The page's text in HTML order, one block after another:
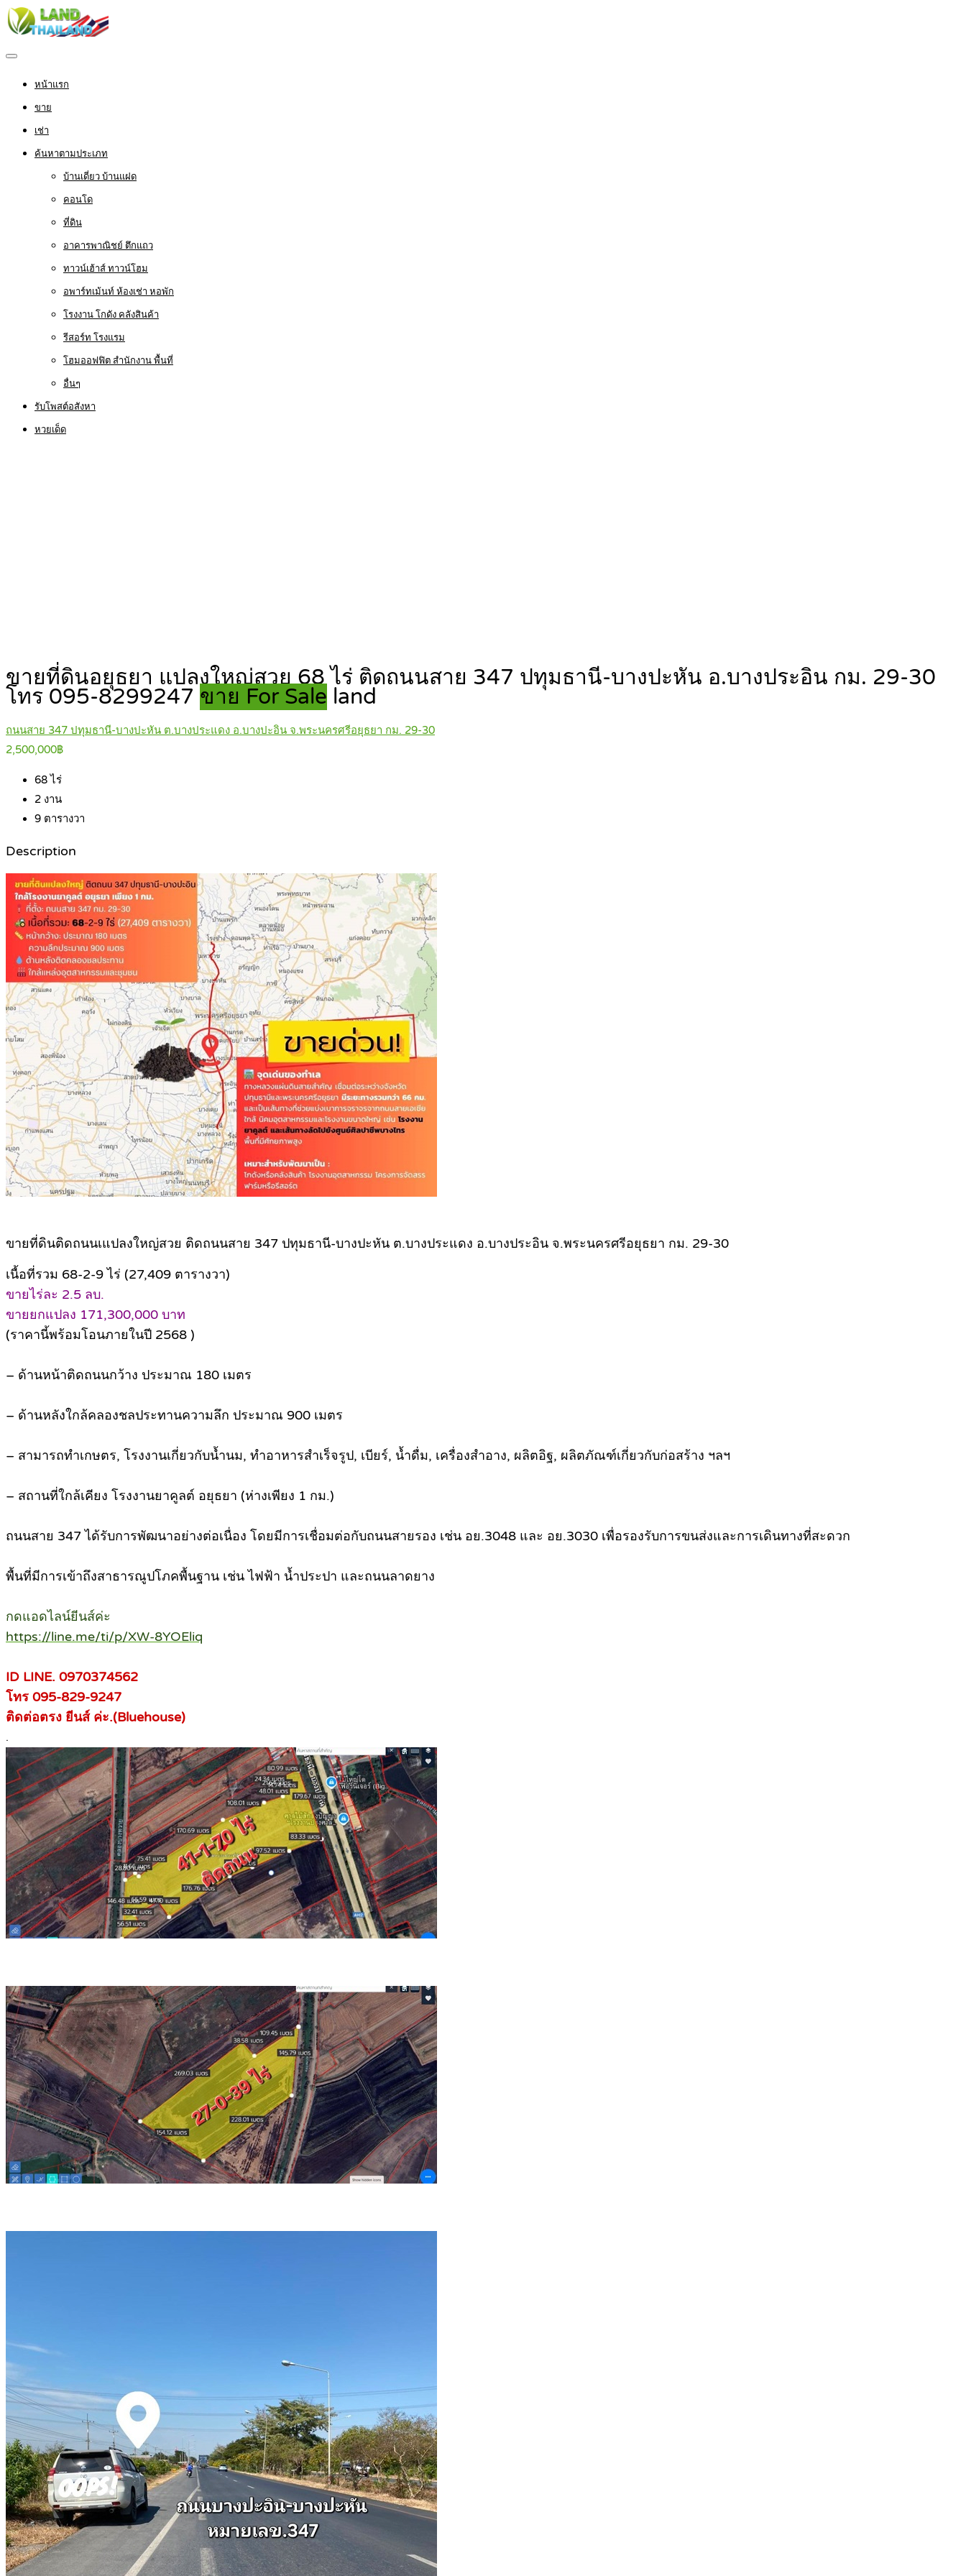
หน้าแรก
ขาย
เช่า
ค้นหาตามประเภท
บ้านเดี่ยว บ้านแฝด
คอนโด
ที่ดิน
อาคารพาณิชย์ ตึกแถว
ทาวน์เฮ้าส์ ทาวน์โฮม
อพาร์ทเม้นท์ ห้องเช่า หอพัก
โรงงาน โกดัง คลังสินค้า
รีสอร์ท โรงแรม
โฮมออฟฟิต สำนักงาน พื้นที่
อื่นๆ
รับโพสต์อสังหา
หวยเด็ด
ขายที่ดินอยุธยา แปลงใหญ่สวย 68 ไร่ ติดถนนสาย 347 ปทุมธานี-บางปะหัน อ.บางประอิน กม. 29-30
โทร 095-8299247 ขาย For Sale land
ถนนสาย 347 ปทุมธานี-บางปะหัน ต.บางประแดง อ.บางปะอิน จ.พระนครศรีอยุธยา กม. 29-30
2,500,000฿
68ไร่
2 งาน
9 ตารางวา
Description
ขายที่ดินติดถนนเแปลงใหญ่สวย ติดถนนสาย 347 ปทุมธานี-บางปะหัน ต.บางประแดง อ.บางประอิน จ.พระนครศรีอยุธยา กม. 29-30
เนื้อที่รวม 68-2-9 ไร่ (27,409 ตารางวา)
ขายไร่ละ 2.5 ลบ.
ขายยกแปลง 171,300,000 บาท
(ราคานี้พร้อมโอนภายในปี 2568 )
– ด้านหน้าติดถนนกว้าง ประมาณ 180 เมตร
– ด้านหลังใกล้คลองชลประทานความลึก ประมาณ 900 เมตร
– สามารถทำเกษตร, โรงงานเกี่ยวกับน้ำนม, ทำอาหารสำเร็จรูป, เบียร์, น้ำดื่ม, เครื่องสำอาง, ผลิตอิฐ, ผลิตภัณฑ์เกี่ยวกับก่อสร้าง ฯลฯ
– สถานที่ใกล้เคียง โรงงานยาคูลต์ อยุธยา (ห่างเพียง 1 กม.)
ถนนสาย 347 ได้รับการพัฒนาอย่างต่อเนื่อง โดยมีการเชื่อมต่อกับถนนสายรอง เช่น อย.3048 และ อย.3030 เพื่อรองรับการขนส่งและการเดินทางที่สะดวก
พื้นที่มีการเข้าถึงสาธารณูปโภคพื้นฐาน เช่น ไฟฟ้า น้ำประปา และถนนลาดยาง
กดแอดไลน์ยีนส์ค่ะ
https://line.me/ti/p/XW-8YOEliq
ID LINE. 0970374562
โทร 095-829-9247
ติดต่อตรง ยีนส์ ค่ะ.(Bluehouse)
.